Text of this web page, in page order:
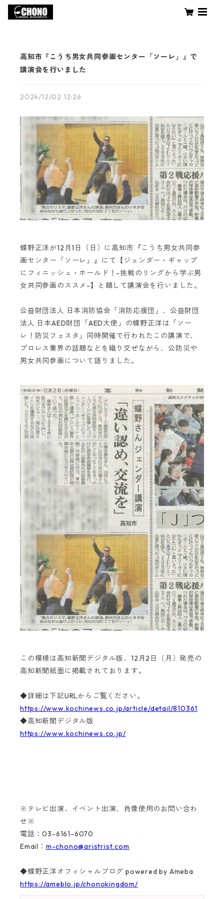
高知市『こうち男女共同参画センター「ソーレ」』で
講演会を行いました
2024/12/02 12:26
蝶野正洋が12月1日（日）に高知市『こうち男女共同参
画センター「ソーレ」』にて【ジェンダー・ギャップ
にフィニッシュ・ホールド！-挑戦のリングから学ぶ男
女共同参画のススメ-】と題して講演会を行いました。
公益財団法人 日本消防協会「消防応援団」、公益財団
法人 日本AED財団「AED大使」の蝶野正洋は「ソー
レ！防災フェスタ」同時開催で行われたこの講演で、
プロレス業界の話題などを織り交ぜながら、公防災や
男女共同参画について語りました。
この模様は高知新聞デジタル版、12月2日（月）発売の
高知新聞紙面に掲載されております。
◆詳細は下記URLからご覧ください。
https://www.kochinews.co.jp/article/detail/810361
◆高知新聞デジタル版
https://www.kochinews.co.jp/
※テレビ出演、イベント出演、肖像使用のお問い合わ
せ※
電話：03-6161-6070
Email： m-chono@aristrist.com
◆蝶野正洋オフィシャルブログ powered by Ameba
https://ameblo.jp/chonokingdom/